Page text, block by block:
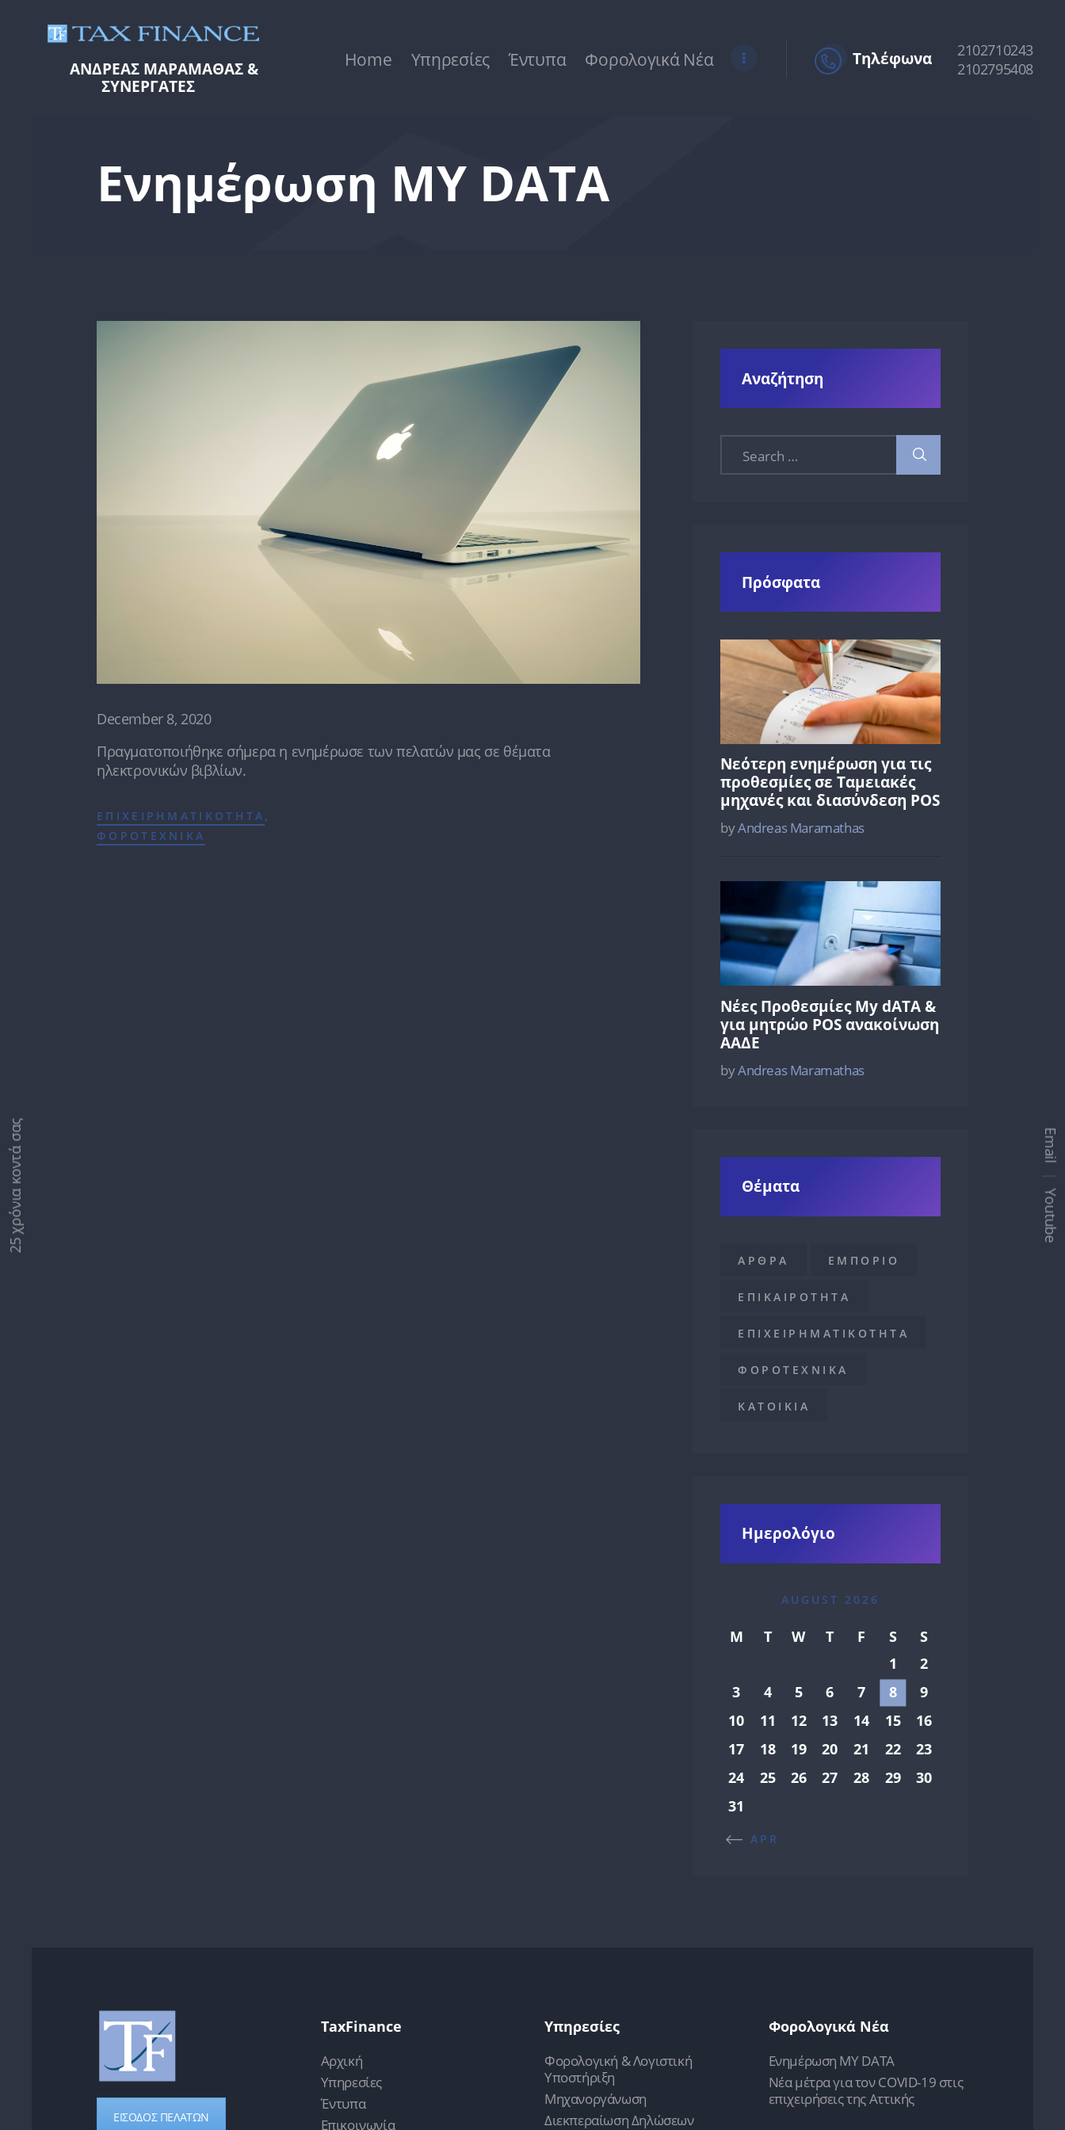
ΑΝΔΡΕΑΣ ΜΑΡΑΜΑΘΑΣ &
ΣΥΝΕΡΓΑΤΕΣ
Home Υπηρεσίες Έντυπα Φορολογικά Νέα Τηλέφωνα
2102710243
2102795408
Ενημέρωση MY DATA
Υπηρεσίες
Επικοινωνία
December 8, 2020
Πραγματοποιήθηκε σήμερα η ενημέρωσε των πελατών μας σε θέματα
ηλεκτρονικών βιβλίων.
ΕΠΙΧΕΙΡΗΜΑΤΙΚΟΤΗΤΑ ,
ΦΟΡΟΤΕΧΝΙΚΑ
Αναζήτηση
Πρόσφατα
Νεότερη ενημέρωση για τις
προθεσμίες σε Ταμειακές
μηχανές και διασύνδεση POS
byAndreas Maramathas
Νέες Προθεσμίες My dATA &
για μητρώο POS ανακοίνωση
ΑΑΔΕ
byAndreas Maramathas
Θέματα
ΑΡΘΡΑ ΕΜΠΟΡΙΟ
ΕΠΙΚΑΙΡΟΤΗΤΑ
ΕΠΙΧΕΙΡΗΜΑΤΙΚΟΤΗΤΑ
ΦΟΡΟΤΕΧΝΙΚΑ
ΚΑΤΟΙΚΙΑ
Ημερολόγιο
AUGUST 2026
M T W T F S
S
1
2
3
4 5 6 7 8
9
10
11 12 13 14 15
16
17
18 19 20 21 22
23
24
25 26 27 28 29
30
31
« APR
ΕΙΣΟΔΟΣ ΠΕΛΑΤΩΝ
TaxFinance
Αρχική
Υπηρεσίες
Έντυπα
Επικοινωνία
Υπηρεσίες
Φορολογική & Λογιστική
Υποστήριξη
Μηχανοργάνωση
Διεκπεραίωση Δηλώσεων
Φορολογικά Νέα
Ενημέρωση MY DATA
Νέα μέτρα για τον COVID-19 στις
επιχειρήσεις της Αττικής
25 χρόνια κοντά σας Email
Youtube